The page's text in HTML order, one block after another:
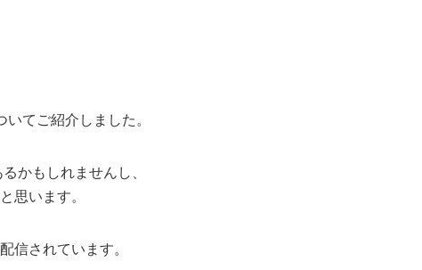
いてご紹介しました。
かもしれませんし、
思います。
信されています。